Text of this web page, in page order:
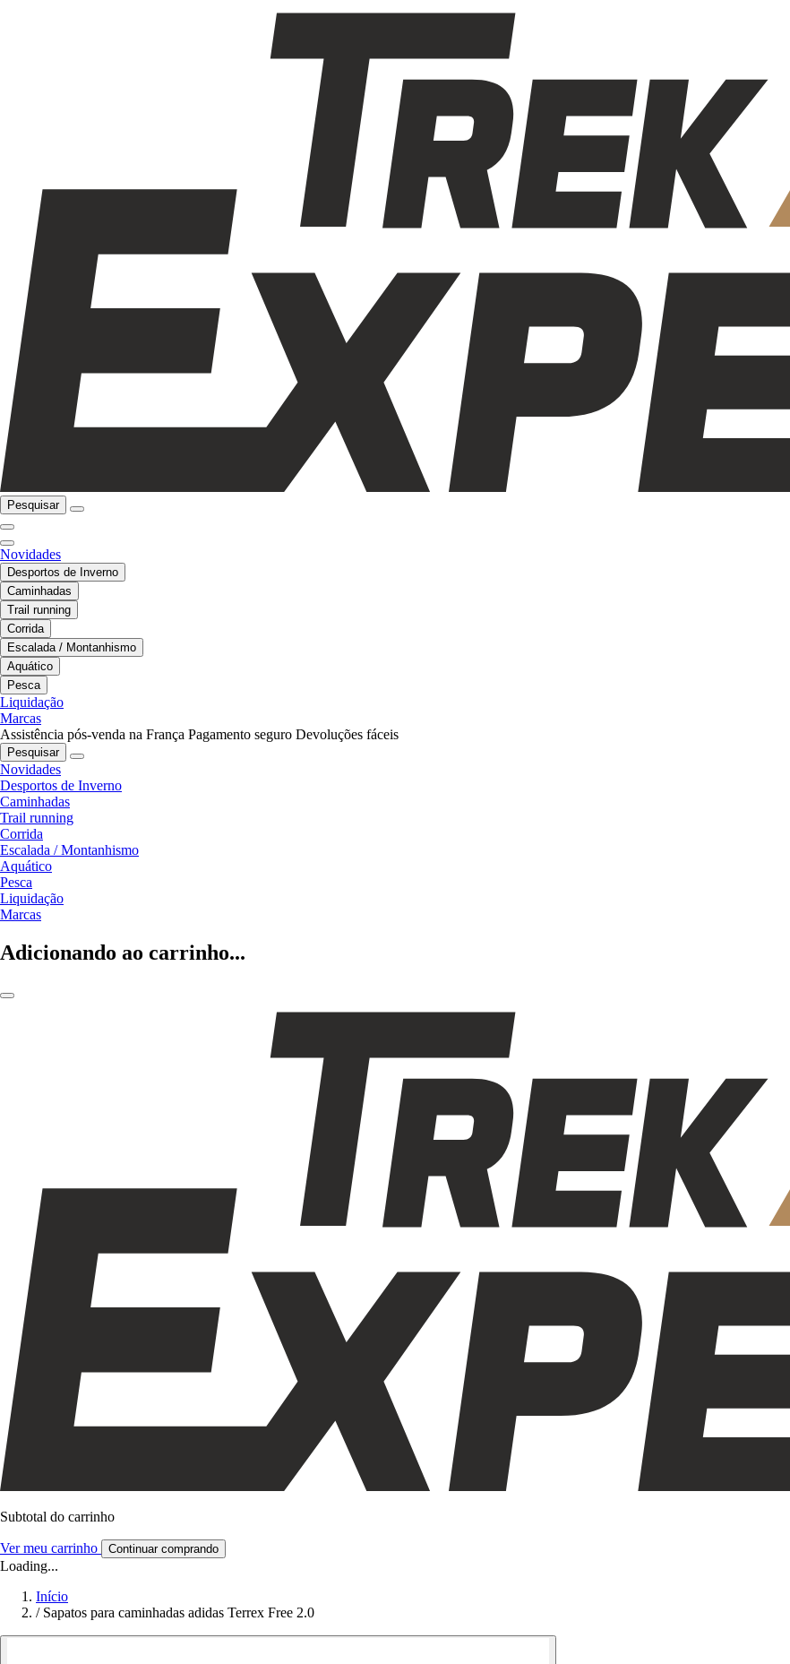
Pesquisar
Novidades
Desportos de Inverno
Caminhadas
Trail running
Corrida
Escalada / Montanhismo
Aquático
Pesca
Liquidação
Marcas
Assistência pós-venda na França Pagamento seguro Devoluções fáceis
Pesquisar
Novidades
Desportos de Inverno
Caminhadas
Trail running
Corrida
Escalada / Montanhismo
Aquático
Pesca
Liquidação
Marcas
Adicionando ao carrinho...
Subtotal do carrinho
Ver meu carrinho Continuar comprando
Loading...
Início
/ Sapatos para caminhadas adidas Terrex Free 2.0